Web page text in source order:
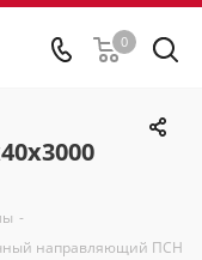
0
-
направляющий ПСН